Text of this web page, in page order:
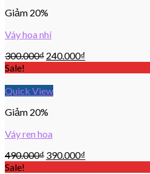
Giảm 20%
Váy hoa nhí
300.000₫ 240.000₫
Sale!
Quick View
Giảm 20%
Váy ren hoa
490.000₫ 390.000₫
Sale!